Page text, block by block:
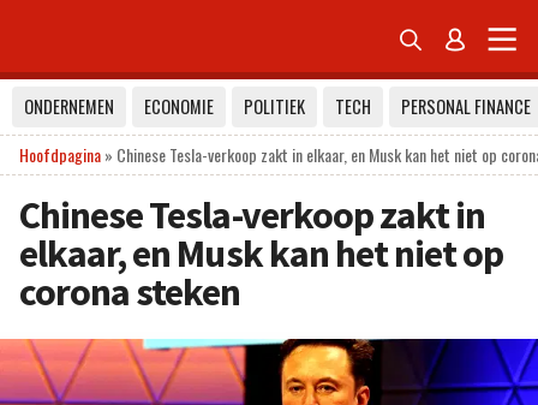
 
ONDERNEMEN ECONOMIE POLITIEK TECH
PERSONAL FINANCE
Hoofdpagina» Chinese Tesla-verkoop zakt in elkaar, en Musk kan het niet op
Chinese Tesla-verkoop zakt in
elkaar, en Musk kan het niet op
corona steken